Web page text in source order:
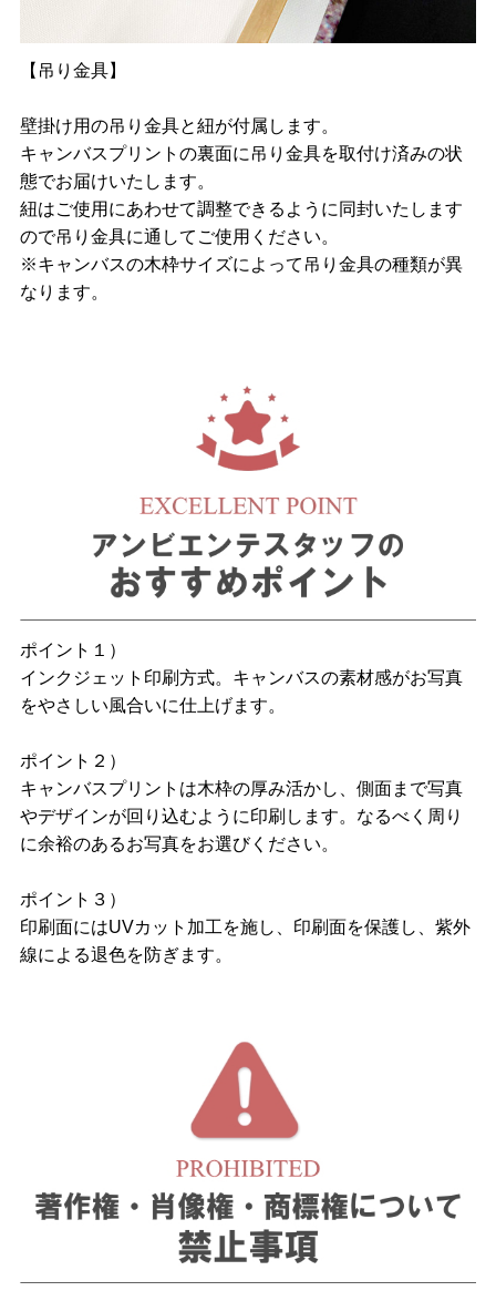
【吊り金具】
壁掛け用の吊り金具と紐が付属します。
キャンバスプリントの裏面に吊り金具を取付け済みの状
態でお届けいたします。
紐はご使用にあわせて調整できるように同封いたします
ので吊り金具に通してご使用ください。
※キャンバスの木枠サイズによって吊り金具の種類が異
なります。
ポイント１）
インクジェット印刷方式。キャンバスの素材感がお写真
をやさしい風合いに仕上げます。
ポイント２）
キャンバスプリントは木枠の厚み活かし、側面まで写真
やデザインが回り込むように印刷します。なるべく周り
に余裕のあるお写真をお選びください。
ポイント３）
印刷面にはUVカット加工を施し、印刷面を保護し、紫外
線による退色を防ぎます。